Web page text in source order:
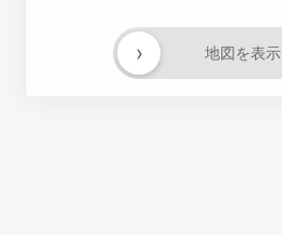
地図を表示
›